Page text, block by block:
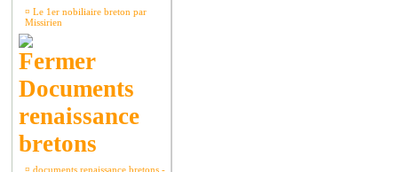
¤ Le 1er nobiliaire breton par
Missirien
Documents
renaissance
bretons
¤ documents renaissance bretons -